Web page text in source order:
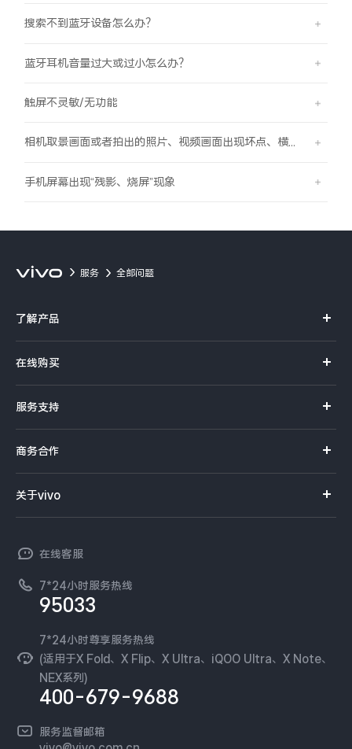
搜索不到蓝牙设备怎么办？
蓝牙耳机音量过大或过小怎么办？
触屏不灵敏/无功能
相机取景画面或者拍出的照片、视频画面出现坏点、横线、竖线的现象
手机屏幕出现“残影、烧屏”现象
服务 全部问题
了解产品
Y系列
iQOO手机
NEX系列
在线购买
选购配件
订单查询
服务支持
查找手机
环保回收
安全公告
服务隐私政策
Log还原LUTs下载
vivo 办公套件
商务合作
vivo 企业业务
廉正合规
国补营业执照
无线电发射设备销售备案
关于vivo
工作机会
新闻资讯
可持续发展
vivo 蔡司影像
开发者社区
在线客服
7*24小时服务热线
95033
7*24小时尊享服务热线
(适用于X Fold、X Flip、X Ultra、iQOO Ultra、X Note、
NEX系列)
400-679-9688
服务监督邮箱